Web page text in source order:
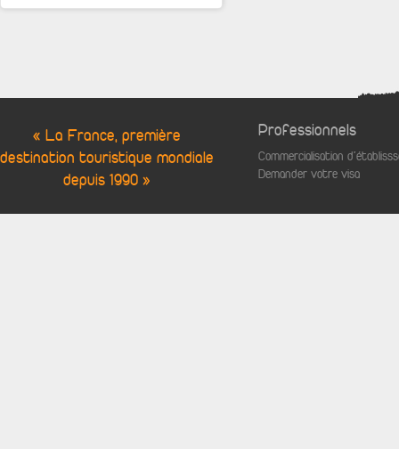
« La France, première
destination touristique mondiale
depuis 1990 »
Professionnels
Commercialisation
Demander votre visa